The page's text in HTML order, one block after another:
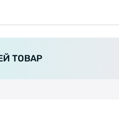
ТОВАР